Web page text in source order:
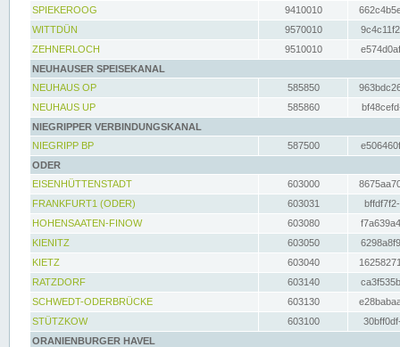
SPIEKEROOG
9410010
WITTDÜN
9570010
ZEHNERLOCH
9510010
NEUHAUSER SPEISEKANAL
NEUHAUS OP
585850
NEUHAUS UP
585860
NIEGRIPPER VERBINDUNGSKANAL
NIEGRIPP BP
587500
ODER
EISENHÜTTENSTADT
603000
FRANKFURT1 (ODER)
603031
HOHENSAATEN-FINOW
603080
KIENITZ
603050
KIETZ
603040
RATZDORF
603140
SCHWEDT-ODERBRÜCKE
603130
STÜTZKOW
603100
ORANIENBURGER HAVEL